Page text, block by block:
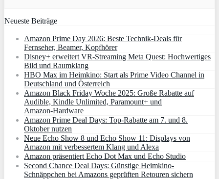
Neueste Beiträge
Amazon Prime Day 2026: Beste Technik-Deals für
Fernseher, Beamer, Kopfhörer
Disney+ erweitert VR‑Streaming Meta Quest: Hochwertiges
Bild und Raumklang
HBO Max im Heimkino: Start als Prime Video Channel in
Deutschland und Österreich
Amazon Black Friday Woche 2025: Große Rabatte auf
Audible, Kindle Unlimited, Paramount+ und
Amazon‑Hardware
Amazon Prime Deal Days: Top-Rabatte am 7. und 8.
Oktober nutzen
Neue Echo Show 8 und Echo Show 11: Displays von
Amazon mit verbessertem Klang und Alexa
Amazon präsentiert Echo Dot Max und Echo Studio
Second Chance Deal Days: Günstige Heimkino-
Schnäppchen bei Amazons geprüften Retouren sichern